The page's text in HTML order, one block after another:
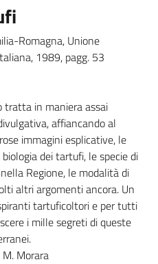
Romagna, Unione
1989, pagg. 53
in maniera assai
affiancando al
immagini esplicative, le
dei tartufi, le specie di
Regione, le modalità di
altri argomenti ancora. Un
tartuficoltori e per tutti
i mille segreti di queste
Morara